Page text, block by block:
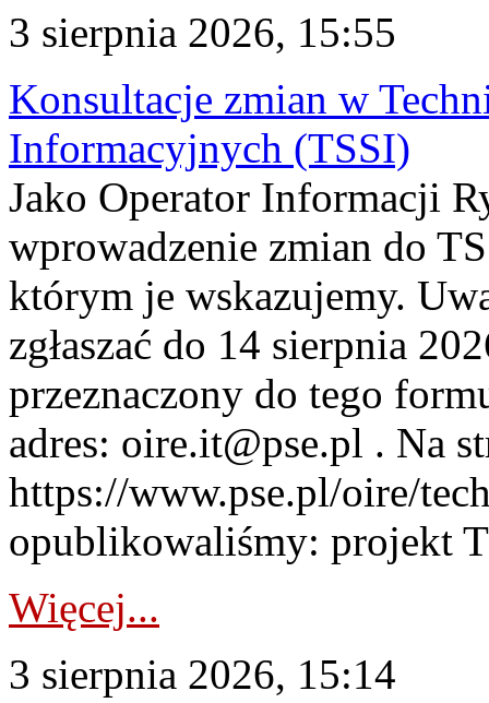
3 sierpnia 2026, 15:55
Konsultacje zmian w
Informacyjnych (TSSI)
Jako Operator Informacji
wprowadzenie zmian do
którym je wskazujemy.
zgłaszać do 14 sierpnia
przeznaczony do tego
adres: oire.it@pse.pl . Na
https://www.pse.pl/oire/
opublikowaliśmy: projekt
Więcej...
3 sierpnia 2026, 15:14